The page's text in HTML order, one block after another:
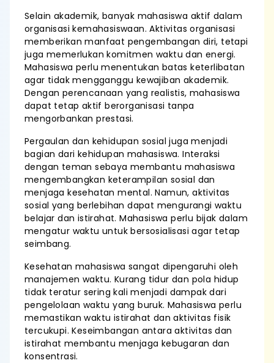
Selain akademik, banyak mahasiswa aktif dalam
organisasi kemahasiswaan. Aktivitas organisasi
memberikan manfaat pengembangan diri, tetapi
juga memerlukan komitmen waktu dan energi.
Mahasiswa perlu menentukan batas keterlibatan
agar tidak mengganggu kewajiban akademik.
Dengan perencanaan yang realistis, mahasiswa
dapat tetap aktif berorganisasi tanpa
mengorbankan prestasi.
Pergaulan dan kehidupan sosial juga menjadi
bagian dari kehidupan mahasiswa. Interaksi
dengan teman sebaya membantu mahasiswa
mengembangkan keterampilan sosial dan
menjaga kesehatan mental. Namun, aktivitas
sosial yang berlebihan dapat mengurangi waktu
belajar dan istirahat. Mahasiswa perlu bijak dalam
mengatur waktu untuk bersosialisasi agar tetap
seimbang.
Kesehatan mahasiswa sangat dipengaruhi oleh
manajemen waktu. Kurang tidur dan pola hidup
tidak teratur sering kali menjadi dampak dari
pengelolaan waktu yang buruk. Mahasiswa perlu
memastikan waktu istirahat dan aktivitas fisik
tercukupi. Keseimbangan antara aktivitas dan
istirahat membantu menjaga kebugaran dan
konsentrasi.